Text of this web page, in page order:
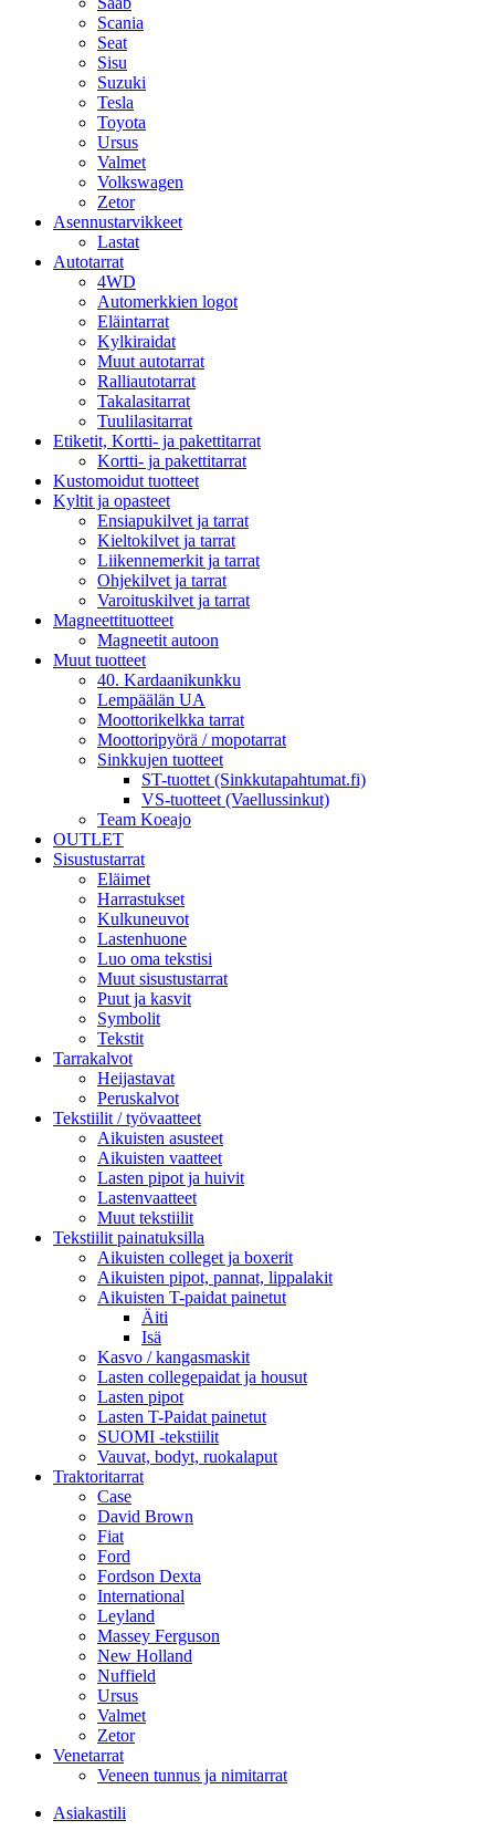
Scania
Seat
Sisu
Suzuki
Tesla
Toyota
Ursus
Valmet
Volkswagen
Zetor
Asennustarvikkeet
Lastat
Autotarrat
4WD
Automerkkien logot
Eläintarrat
Kylkiraidat
Muut autotarrat
Ralliautotarrat
Takalasitarrat
Tuulilasitarrat
Etiketit, Kortti- ja pakettitarrat
Kortti- ja pakettitarrat
Kustomoidut tuotteet
Kyltit ja opasteet
Ensiapukilvet ja tarrat
Kieltokilvet ja tarrat
Liikennemerkit ja tarrat
Ohjekilvet ja tarrat
Varoituskilvet ja tarrat
Magneettituotteet
Magneetit autoon
Muut tuotteet
40. Kardaanikunkku
Lempäälän UA
Moottorikelkka tarrat
Moottoripyörä / mopotarrat
Sinkkujen tuotteet
ST-tuottet (Sinkkutapahtumat.fi)
VS-tuotteet (Vaellussinkut)
Team Koeajo
OUTLET
Sisustustarrat
Eläimet
Harrastukset
Kulkuneuvot
Lastenhuone
Luo oma tekstisi
Muut sisustustarrat
Puut ja kasvit
Symbolit
Tekstit
Tarrakalvot
Heijastavat
Peruskalvot
Tekstiilit / työvaatteet
Aikuisten asusteet
Aikuisten vaatteet
Lasten pipot ja huivit
Lastenvaatteet
Muut tekstiilit
Tekstiilit painatuksilla
Aikuisten colleget ja boxerit
Aikuisten pipot, pannat, lippalakit
Aikuisten T-paidat painetut
Äiti
Isä
Kasvo / kangasmaskit
Lasten collegepaidat ja housut
Lasten pipot
Lasten T-Paidat painetut
SUOMI -tekstiilit
Vauvat, bodyt, ruokalaput
Traktoritarrat
Case
David Brown
Fiat
Ford
Fordson Dexta
International
Leyland
Massey Ferguson
New Holland
Nuffield
Ursus
Valmet
Zetor
Venetarrat
Veneen tunnus ja nimitarrat
Asiakastili